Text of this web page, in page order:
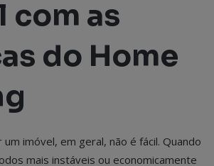
com as
do Home
imóvel, em geral, não é fácil. Quando
mais instáveis ou economicamente